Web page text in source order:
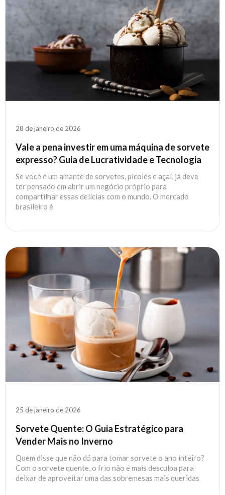
28 de janeiro de 2026
Vale a pena investir em uma máquina de sorvete
expresso? Guia de Lucratividade e Tecnologia
Se você é um amante de sorvetes, picolés e açaí, já deve
ter pensado em abrir um negócio próprio para
compartilhar essas delícias com o mundo. O mercado
brasileiro é
25 de janeiro de 2026
Sorvete Quente: O Guia Estratégico para
Vender Mais no Inverno
Quem disse que não dá para tomar sorvete o ano inteiro?
Com o sorvete quente, o frio não é mais desculpa para
deixar de aproveitar uma das sobremesas mais queridas